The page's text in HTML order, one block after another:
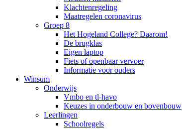
Klachtenregeling
Maatregelen coronavirus
Groep 8
Het Hogeland College? Daarom!
De brugklas
Eigen laptop
Fiets of openbaar vervoer
Informatie voor ouders
Winsum
Onderwijs
Vmbo en tl-havo
Keuzes in onderbouw en bovenbouw
Leerlingen
Schoolregels